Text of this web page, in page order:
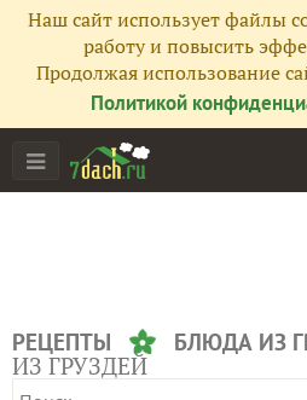
Наш сайт использует файлы
работу и повысить
Продолжая использование
Политикой
РЕЦЕПТЫ БЛЮДА ИЗ
ИЗ ГРУЗДЕЙ